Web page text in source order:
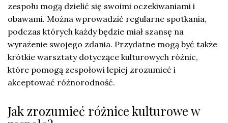
zespołu mogą dzielić się swoimi oczekiwaniami i
obawami. Można wprowadzić regularne spotkania,
podczas których każdy będzie miał szansę na
wyrażenie swojego zdania. Przydatne mogą być także
krótkie warsztaty dotyczące kulturowych różnic,
które pomogą zespołowi lepiej zrozumieć i
akceptować różnorodność.
Jak zrozumieć różnice kulturowe w